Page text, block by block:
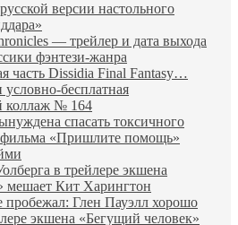
версии настольного
— трейлер и дата выхода
фэнтези-жанра
часть Dissidia Final Fantasy…
бесплатная
коллаж № 164
спасать токсичного
«Пришлите помощь»
в трейлере экшена
мешает Кит Харингтон
пробежал: Глен Пауэлл хорошо
экшена «Бегущий человек»